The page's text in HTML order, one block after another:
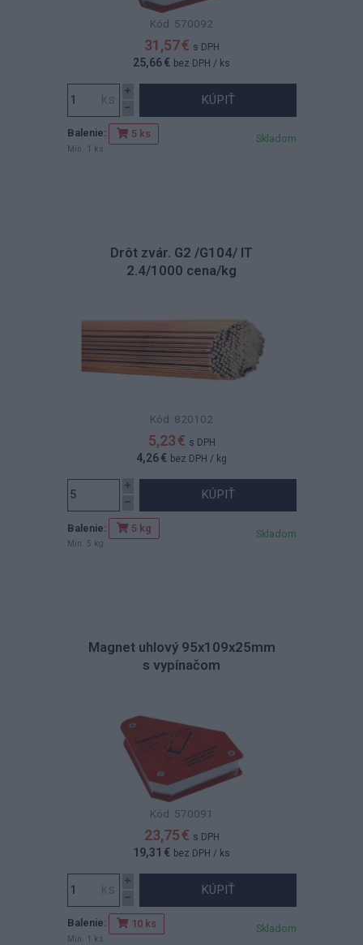
Kód: 570092
31,57 € s DPH
25,66 € bez DPH / ks
KÚPIŤ
Balenie: 5 ks
Min. 1 ks
Skladom
Drôt zvár. G2 /G104/ IT
2.4/1000 cena/kg
Kód: 820102
5,23 € s DPH
4,26 € bez DPH / kg
KÚPIŤ
Balenie: 5 kg
Min. 5 kg
Skladom
Magnet uhlový 95x109x25mm
s vypínačom
Kód: 570091
23,75 € s DPH
19,31 € bez DPH / ks
KÚPIŤ
Balenie: 10 ks
Min. 1 ks
Skladom